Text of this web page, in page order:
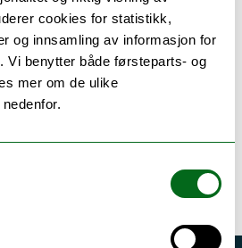
cookies for statistikk,
og innsamling av informasjon for
Vi benytter både førsteparts- og
mer om de ulike
av studiet starter i 7.
strekker seg over to
for utveksling i ett semester.
når du kan utveksle, se fanen
på nettsiden for dette